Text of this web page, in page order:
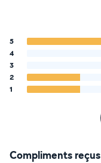
5
4
3
2
1
Compliments reçus